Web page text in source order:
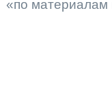
«по материалам